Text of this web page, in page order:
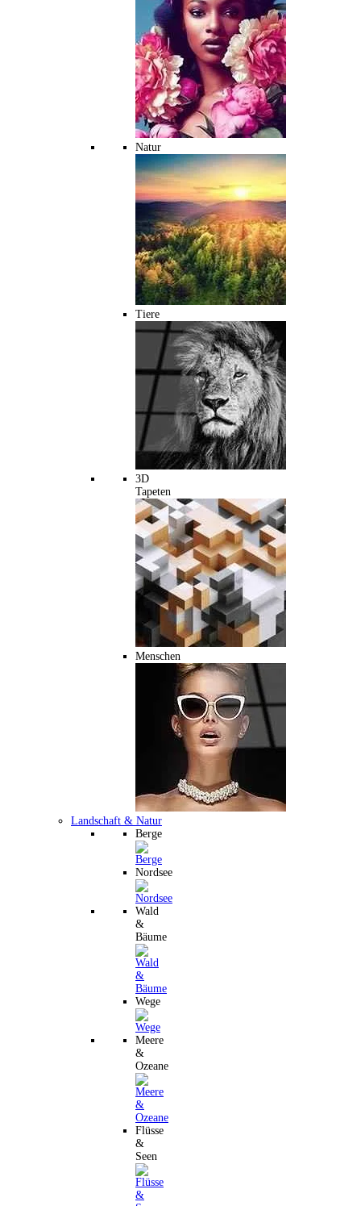
Natur
Tiere
3D
Tapeten
Menschen
Landschaft & Natur
Berge
Nordsee
Wald
&
Bäume
Wege
Meere
&
Ozeane
Flüsse
&
Seen